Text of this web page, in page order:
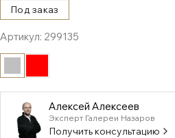
Под заказ
Артикул: 299135
Алексей Алексеев
Эксперт Галереи Назаров
Получить консультацию